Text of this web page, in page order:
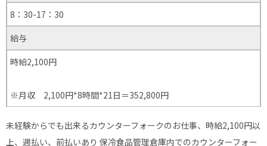
8：30-17：30
給与
時給2,100円
※月収 2,100円*8時間*21日＝352,800円
未経験からでも出来るカウンターフォークのお仕事、時給2,100円以
上、週払い、前払いあり 保冷食品管理倉庫内でのカウンターフォー